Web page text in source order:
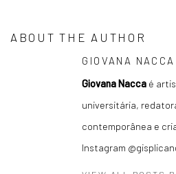
ABOUT THE AUTHOR
GIOVANA NACCA
Giovana Nacca é
universitária,
contemporânea e
Instagram